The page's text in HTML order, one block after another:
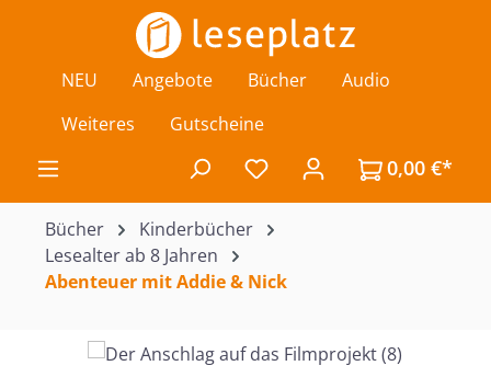
Zum Hauptinhalt springen
NEU Angebote Bücher
Audio
Weiteres
Gutscheine
Du hast 0 Produkte auf
0,00 €*
Bücher
Kinderbücher
Lesealter ab 8 Jahren
Abenteuer mit Addie & Nick
Bildergalerie überspringen